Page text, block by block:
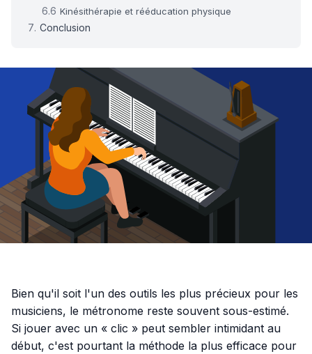
Kinésithérapie et rééducation physique
Conclusion
Bien qu'il soit l'un des outils les plus précieux pour les
musiciens, le métronome reste souvent sous-estimé.
Si jouer avec un « clic » peut sembler intimidant au
début, c'est pourtant la méthode la plus efficace pour